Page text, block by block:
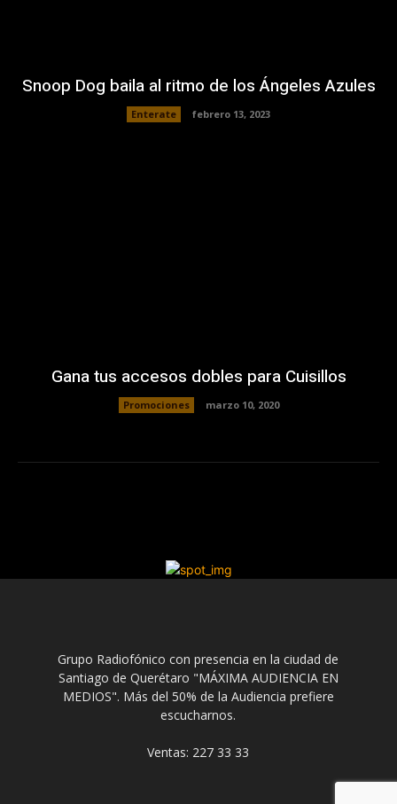
Snoop Dog baila al ritmo de los Ángeles Azules
Enterate febrero 13, 2023
Gana tus accesos dobles para Cuisillos
Promociones marzo 10, 2020
Grupo Radiofónico con presencia en la ciudad de
Santiago de Querétaro "MÁXIMA AUDIENCIA EN
MEDIOS". Más del 50% de la Audiencia prefiere
escucharnos.
Ventas: 227 33 33